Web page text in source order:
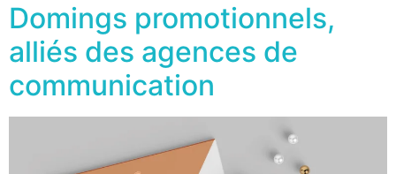
Domings promotionnels,
alliés des agences de
communication